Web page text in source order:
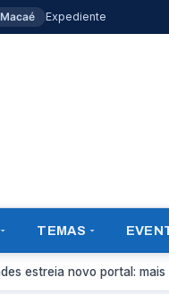
Macaé Expediente
TEMAS
estreia novo portal: